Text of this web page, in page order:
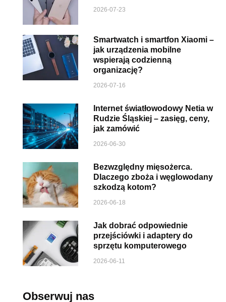
2026-07-23
Smartwatch i smartfon Xiaomi –
jak urządzenia mobilne
wspierają codzienną
organizację?
2026-07-16
Internet światłowodowy Netia w
Rudzie Śląskiej – zasięg, ceny,
jak zamówić
2026-06-30
Bezwzględny mięsożerca.
Dlaczego zboża i węglowodany
szkodzą kotom?
2026-06-18
Jak dobrać odpowiednie
przejściówki i adaptery do
sprzętu komputerowego
2026-06-11
Obserwuj nas